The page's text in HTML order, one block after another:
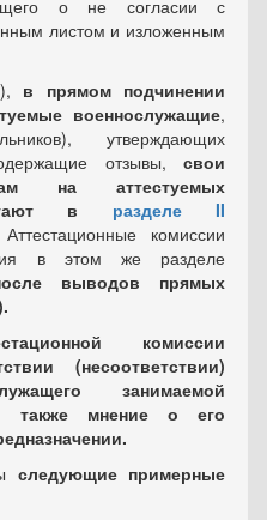
о не согласии с
листом и изложенным
в прямом подчинении
военнослужащие,
утверждающих
отзывы, свои
на аттестуемых
в разделе II
комиссии
в этом же разделе
выводов прямых
комиссии
(несоответствии)
занимаемой
также мнение о его
следующие примерные